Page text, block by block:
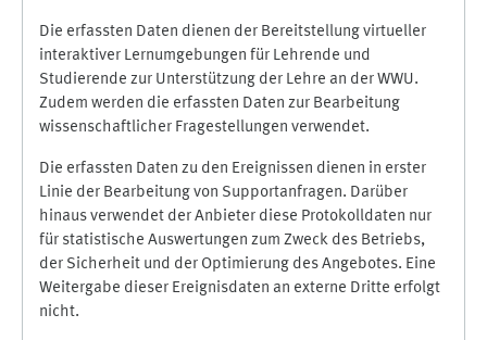
Die erfassten Daten dienen der Bereitstellung virtueller
interaktiver Lernumgebungen für Lehrende und
Studierende zur Unterstützung der Lehre an der WWU.
Zudem werden die erfassten Daten zur Bearbeitung
wissenschaftlicher Fragestellungen verwendet.
Die erfassten Daten zu den Ereignissen dienen in erster
Linie der Bearbeitung von Supportanfragen. Darüber
hinaus verwendet der Anbieter diese Protokolldaten nur
für statistische Auswertungen zum Zweck des Betriebs,
der Sicherheit und der Optimierung des Angebotes. Eine
Weitergabe dieser Ereignisdaten an externe Dritte erfolgt
nicht.